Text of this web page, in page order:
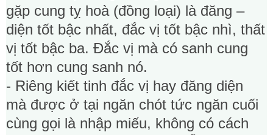
gặp cung tỵ hoà (đồng loại) là đăng –
diện tốt bậc nhất, đắc vị tốt bậc nhì, thất
vị tốt bậc ba. Đắc vị mà có sanh cung
tốt hơn cung sanh nó.
- Riêng kiết tinh đắc vị hay đăng diện
mà được ở tại ngăn chót tức ngăn cuối
cùng gọi là nhập miếu, không có cách